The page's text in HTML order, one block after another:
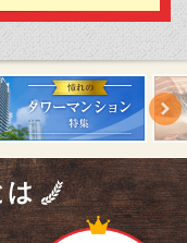
は